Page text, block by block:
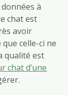
à
chat est
avoir
celle-ci ne
qualité est
chat d’une